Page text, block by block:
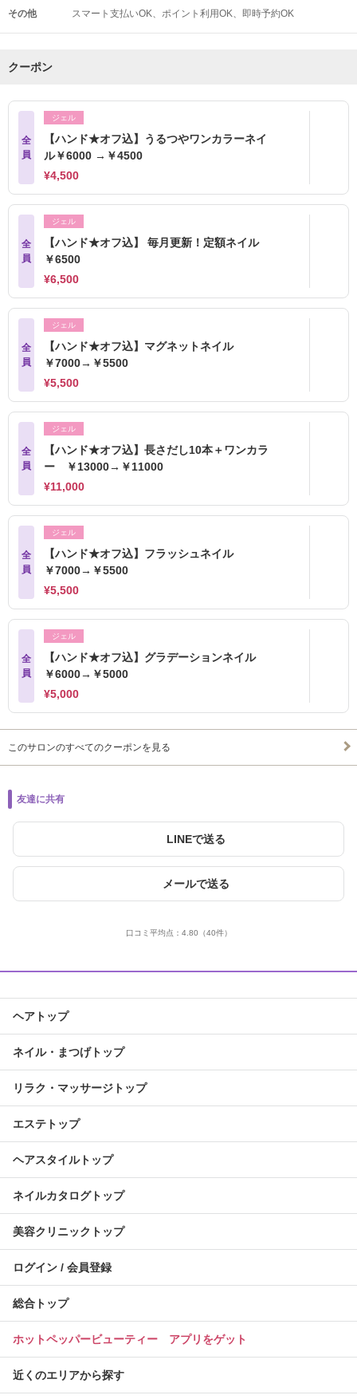
その他 スマート支払いOK ポイント利用OK 即時予約OK
クーポン
全
員
ジェル
【ハンド★オフ込】うるつやワンカラーネイ
ル￥6000 →￥4500
¥4,500
全
員
ジェル
【ハンド★オフ込】 毎月更新！定額ネイル
￥6500
¥6,500
全
員
ジェル
【ハンド★オフ込】マグネットネイル
￥7000→￥5500
¥5,500
全
員
ジェル
【ハンド★オフ込】長さだし10本＋ワンカラ
ー ￥13000→￥11000
¥11,000
全
員
ジェル
【ハンド★オフ込】フラッシュネイル
￥7000→￥5500
¥5,500
全
員
ジェル
【ハンド★オフ込】グラデーションネイル
￥6000→￥5000
¥5,000
このサロンのすべてのクーポンを見る
友達に共有
LINEで送る
メールで送る
口コミ平均点： 4.80 （40件）
ヘアトップ
ネイル・まつげトップ
リラク・マッサージトップ
エステトップ
ヘアスタイルトップ
ネイルカタログトップ
美容クリニックトップ
ログイン / 会員登録
総合トップ
ホットペッパービューティー アプリをゲット
近くのエリアから探す